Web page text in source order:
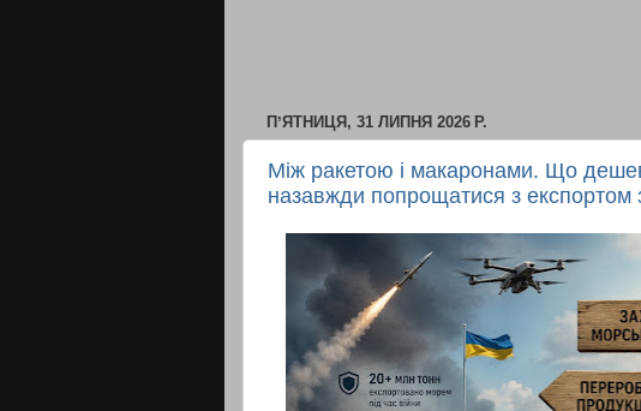
ПʼЯТНИЦЯ, 31 ЛИПНЯ 2026 Р.
Між ракетою і макаронами. Що
назавжди попрощатися з експортом